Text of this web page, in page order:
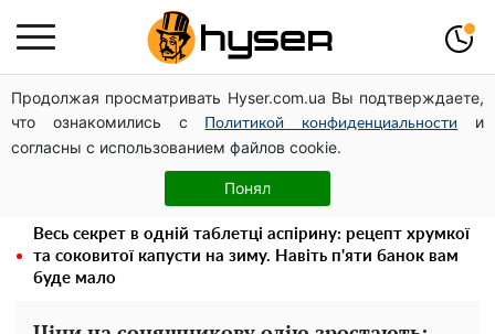
Продолжая просматривать Hyser.com.ua Вы подтверждаете,
что ознакомились с
Политикой конфиденциальности
и
согласны с использованием файлов cookie.
Понял
Дрони із націнкою: Олександр Конотопський вивів
мільйони оборонного бюджету через фіктивну фірму в
Естонії
Повністю гола Анна Трінчер блиснула "принадами":
таких розмірів ви ще не бачили
Весь секрет в одній таблетці аспірину: рецепт хрумкої
та соковитої капусти на зиму. Навіть п'яти банок вам
буде мало